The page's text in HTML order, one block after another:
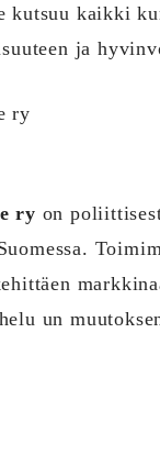
kutsuu kaikki
ja
ry
ry on
un